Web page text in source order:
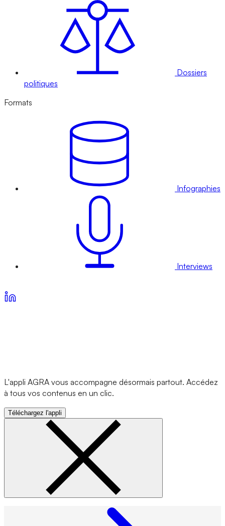
Dossiers
politiques
Formats
Infographies
Interviews
L'appli AGRA vous accompagne désormais partout. Accédez
à tous vos contenus en un clic.
Téléchargez l'appli